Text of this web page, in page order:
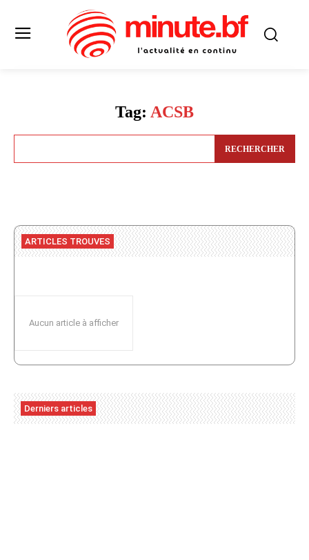
Tag: ACSB
RECHERCHER
ARTICLES TROUVES
Aucun article à afficher
Derniers articles